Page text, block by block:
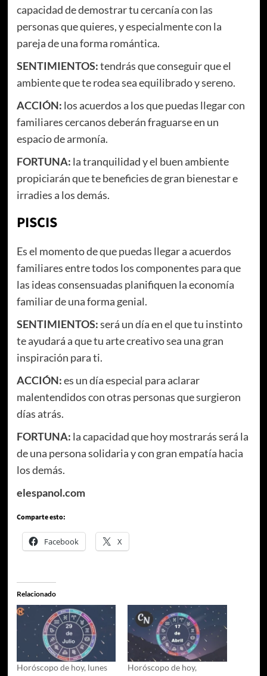
capacidad de demostrar tu cercanía con las
personas que quieres, y especialmente con la
pareja de una forma romántica.
SENTIMIENTOS:tendrás que conseguir que el
ambiente que te rodea sea equilibrado y sereno.
ACCIÓN: los acuerdos a los que puedas llegar con
familiares cercanos deberán fraguarse en un
espacio de armonía.
FORTUNA: la tranquilidad y el buen ambiente
propiciarán que te beneficies de gran bienestar e
irradies a los demás.
PISCIS
Es el momento de que puedas llegar a acuerdos
familiares entre todos los componentes para que
las ideas consensuadas planifiquen la economía
familiar de una forma genial.
SENTIMIENTOS:será un día en el que tu instinto
te ayudará a que tu arte creativo sea una gran
inspiración para ti.
ACCIÓN:es un día especial para aclarar
malentendidos con otras personas que surgieron
días atrás.
FORTUNA: la capacidad que hoy mostrarás será la
de una persona solidaria y con gran empatía hacia
los demás.
elespanol.com
Comparte esto:
Facebook X
Relacionado
Horóscopo de hoy, lunes
Horóscopo de hoy,